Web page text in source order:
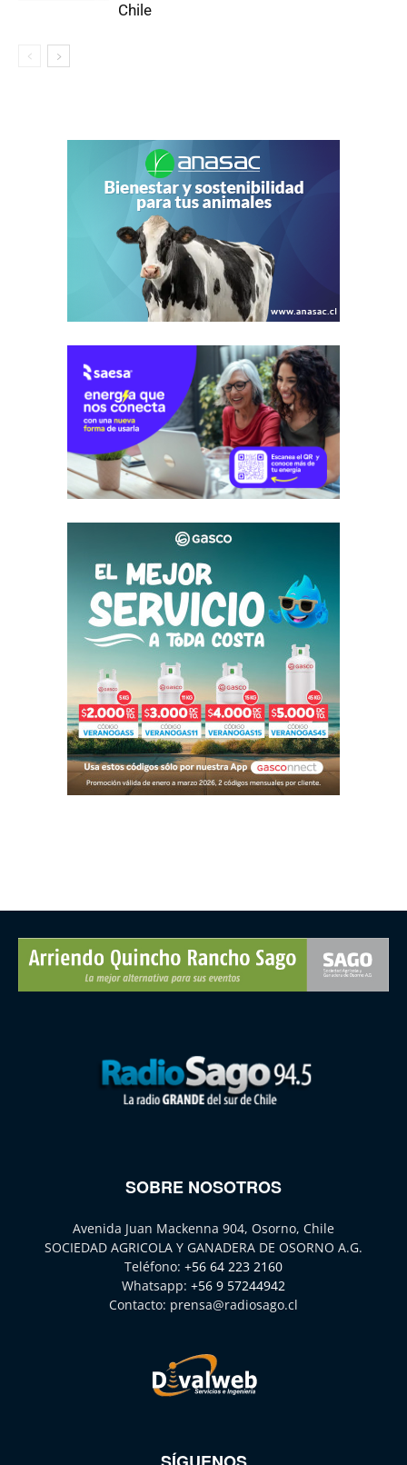
Chile
SOBRE NOSOTROS
Avenida Juan Mackenna 904, Osorno, Chile
SOCIEDAD AGRICOLA Y GANADERA DE OSORNO A.G.
Teléfono: +56 64 223 2160
Whatsapp: +56 9 57244942
Contacto: prensa@radiosago.cl